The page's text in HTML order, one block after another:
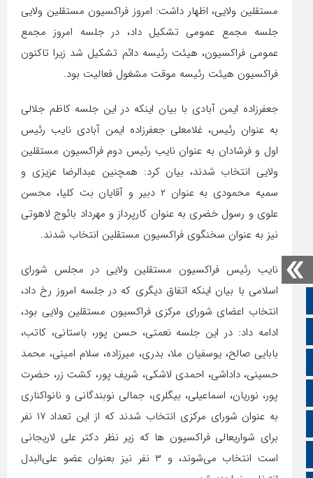
صفحه نخست
تالار گفتمان
اپلیکیشن سایت
مستقلین ولایی، اظهار داشت: امروز فراکسیون مستقلین ولایی
جلسه مجمع عمومی تشکیل داد، در جلسه امروز مجمع
عمومی فراکسیون، هیئت رئیسه دائم تشکیل شد زیرا تاکنون
فراکسیون هیئت رئیسه موقت مشغول فعالیت بود.
جعفرزاده ایمن آبادی با بیان اینکه در این جلسه کاظم جلالی
به عنوان رئیس، غلامعلی جعفرزاده ایمن آبادی نایب رئیس
اول و فرشادان به عنوان نایب رئیس دوم فراکسیون مستقلین
ولایی انتخاب شدند، بیان کرد: همچنین عبدالرضا عزیزی و
سمیه محمودی به عنوان ۲ دبیر و آقایان بت کلیا، محسن
علوی و رسول خضری به عنوان کارپرداز و مهرداد بائوج لاهوتی
نیز به عنوان سخنگوی فراکسیون مستقلین انتخاب شدند.
نایب رئیس فراکسیون مستقلین ولایی در مجلس شورای
اسلامی با بیان اینکه اتفاق دیگری که در جلسه امروز رخ داد،
انتخاب اعضای شورای مرکزی فراکسیون مستقلین ولایی بود،
ادامه داد: در این جلسه نعمتی، حسن پور، باستانی، کاتب،
بابایی صالح، یوسفیان ملا، بدری، میرزاده، سلام امینی، محمد
حسینی، داداشی، احمدی لاشکی، شریف پور، کشت زر، حضرت
پور، نوریان، اسماعیلی، بیگلری، جمالی نوبندگانی و نانواکناری
به عنوان شورای مرکزی انتخاب شدند که از این تعداد ۱۷ نفر
برای شواریعالی فراکسیون ها که زیر نظر دکتر علی لاریجانی
است انتخاب می‌شوند، و ۳ نفر نیز بعنوان عضو علی‌البدل